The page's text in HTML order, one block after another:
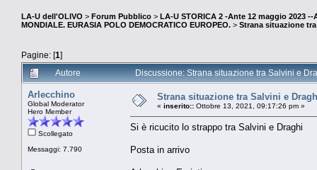
LA-U dell'OLIVO > Forum Pubblico > LA-U STORICA 2 -Ante 12 maggio 2023 --
MONDIALE. EURASIA POLO DEMOCRATICO EUROPEO. > Strana situazione
Pagine: [1]
Autore
Discussione: Strana situazione tra Salvini e
Arlecchino
Global Moderator
Hero Member
Scollegato
Messaggi: 7.790
Strana situazione tra Salvini e
« inserito:: Ottobre 13, 2021, 09:17:26 pm »
Si è ricucito lo strappo tra Salvini e Draghi
Posta in arrivo